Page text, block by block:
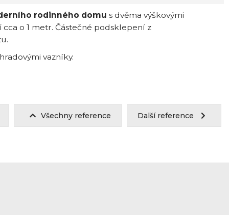
rodinného domu s dvěma výškovými
o 1 metr. Částečné podsklepení z
vazníky.
Všechny reference Další reference